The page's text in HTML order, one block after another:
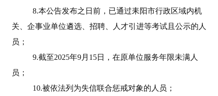
8.本公告发布之日前，已通过耒阳市行政区域内机
关、企事业单位遴选、招聘、人才引进等考试且公示的人
员；
9.截至2025年9月 15日，在原单位服务年限未满人
员；
10.被依法列为失信联合惩戒对象的人员；